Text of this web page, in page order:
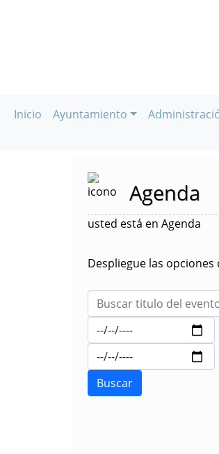
Inicio Ayuntamiento
Agenda
usted está en Agenda
Despliegue las